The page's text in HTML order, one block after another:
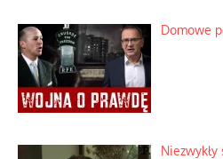
Domowe